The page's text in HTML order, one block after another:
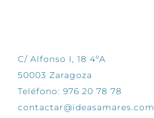
C/ Alfonso I, 18 4ºA
50003 Zaragoza
Teléfono: 976 20 78 78
contactar@ideasamares.com